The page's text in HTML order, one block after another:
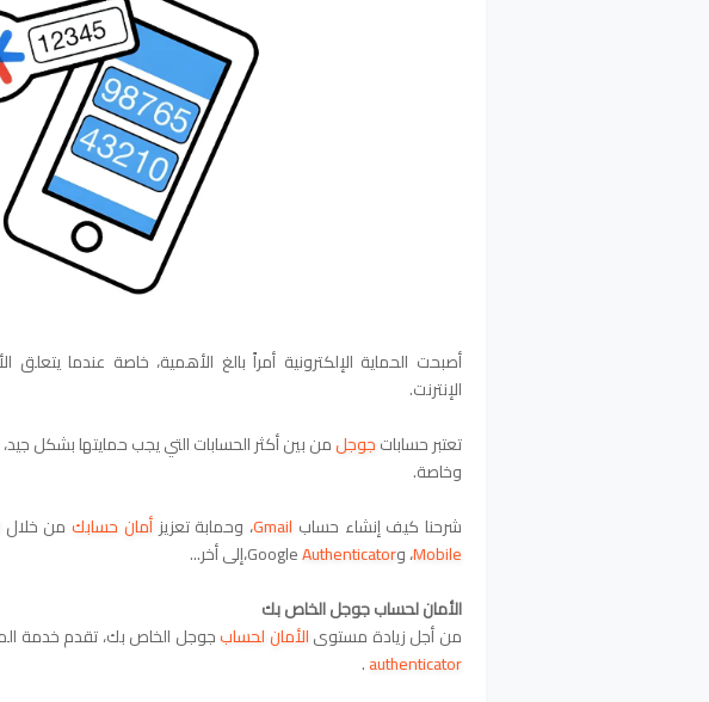
أصبحت الحماية الإلكترونية أمراً بالغ الأهمية، خاصة عندما يتعلق
الإنترنت.
تعتبر حساباتجوجلمن بين أكثر الحسابات التي يجب حمايتها بشكل
وخاصة.
شرحنا كيف إنشاء حساب Gmail، وحمابةتعزيزأمان حسابكمن خلال
Mobile، وGoogleAuthenticator ،إلى أخر...
الأمان لحساب جوجل الخاص بك
من أجل زيادة مستوىالأمان لحسابجوجل الخاص بك، تقدم خدمة
authenticator
.